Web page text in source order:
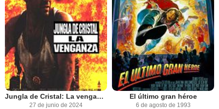
Jungla de Cristal: La venganza
27 de junio de 2024
El último gran héroe
6 de agosto de 1993